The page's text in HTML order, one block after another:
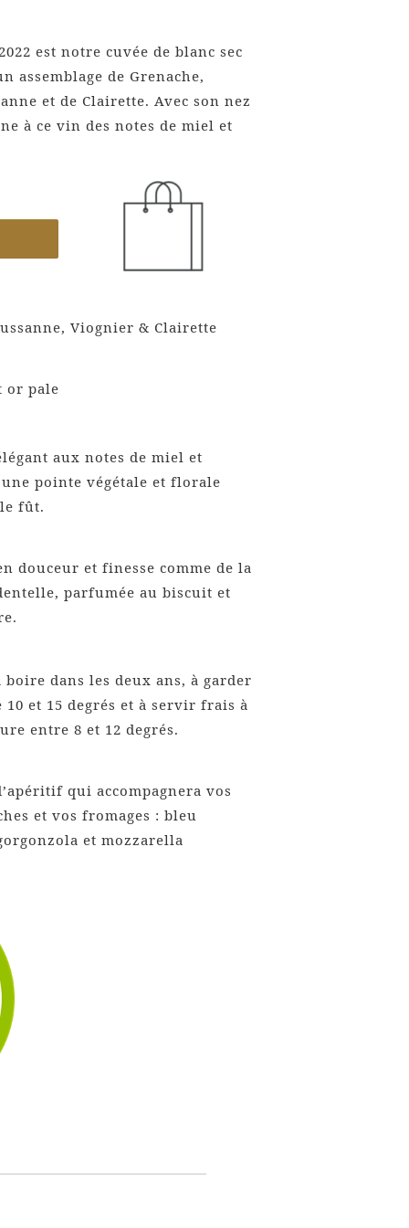
est notre cuvée de blanc sec
assemblage de Grenache,
et de Clairette. Avec son nez
à ce vin des notes de miel et
Viognier & Clairette
or pale
aux notes de miel et
une pointe végétale et florale
fût.
douceur et finesse comme de la
parfumée au biscuit et
boire dans les deux ans, à garder
et 15 degrés et à servir frais à
entre 8 et 12 degrés.
qui accompagnera vos
et vos fromages : bleu
et mozzarella